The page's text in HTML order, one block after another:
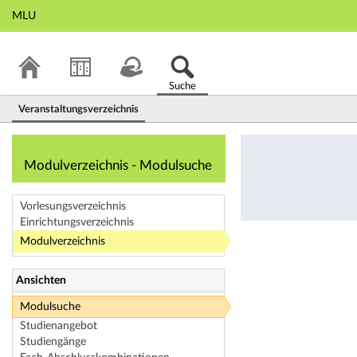
MLU
Suche
Veranstaltungsverzeichnis
Modulverzeichnis - Modulsuche
Vorlesungsverzeichnis
Einrichtungsverzeichnis
Modulverzeichnis
Ansichten
Modulsuche
Studienangebot
Studiengänge